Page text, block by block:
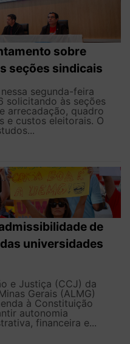
sobre
seções sindicais
segunda-feira
solicitando às seções
arrecadação, quadro
e custos eleitorais. O
de
universidades
e Justiça (CCJ) da
Gerais (ALMG)
à Constituição
autonomia
financeira e...